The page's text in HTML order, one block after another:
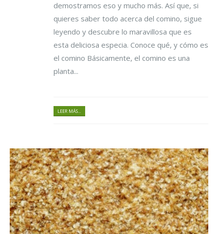
demostramos eso y mucho más. Así que, si
quieres saber todo acerca del comino, sigue
leyendo y descubre lo maravillosa que es
esta deliciosa especia. Conoce qué, y cómo es
el comino Básicamente, el comino es una
planta...
LEER MÁS...